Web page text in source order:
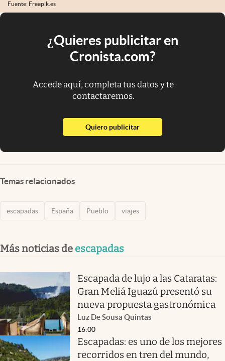
Fuente: Freepik.es
¿Quieres publicitar en
Cronista.com?
Accede aquí, completa tus datos y te
contactaremos.
Quiero publicitarabre en nueva pestaña
Temas relacionados
escapadas España Pueblo viajes
Más noticias de escapadas
Escapada de lujo a las Cataratas:
Gran Meliá Iguazú presentó su
nueva propuesta gastronómica
Luz De Sousa Quintas
16:00
Escapadas: es uno de los mejores
recorridos en tren del mundo,